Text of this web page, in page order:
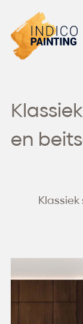
content
en